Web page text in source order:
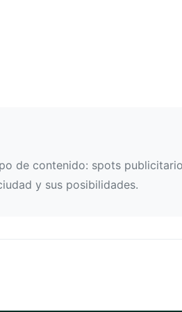
de contenido: spots
y sus posibilidades.